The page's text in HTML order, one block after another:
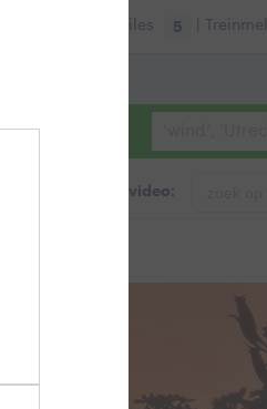
Files 5 |
Zoeken in foto & video: